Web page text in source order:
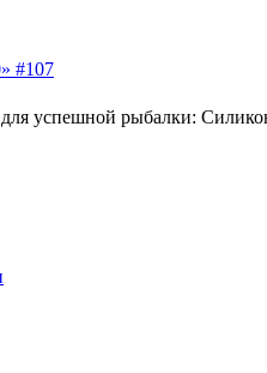
#107
успешной рыбалки: